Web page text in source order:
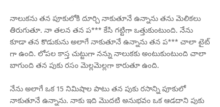
నాలుకను తన పూకులోకి దూర్చి నాకుతూనే ఉన్నాను తను మెలికలు
తిరుగుతూ. నా తలన తన ప*** కేసి గట్టిగా ఒత్తుకుంటుంది. నేను
కూడా తన కొడుకును అలాగే నాకుతూనే ఉన్నాను తన ప*** చాలా టైట్
గా ఉంది. లోపల కాస్త చుట్టుగా నన్ను నాలుకకు అంటుకుంటుంది చాలా
బాగుంది తన పుకు రసం మెల్లమెల్లగా కారుతూ ఉంది.
నేను అలాగే ఒక 15 నిమిషాల పాటు తన పుకు రసాన్ని పూకులో
నాకుతూనే ఉన్నాను. నాకు ఇది మొదటి అనుభవం ఒక ఆడదాని పుకు